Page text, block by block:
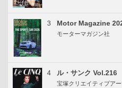
3 Motor Magazine
モーターマガジン社
4 ル・サンク Vol.216
宝塚クリエイティブア